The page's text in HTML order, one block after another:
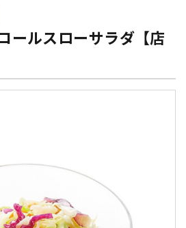
ールスローサラダ【店